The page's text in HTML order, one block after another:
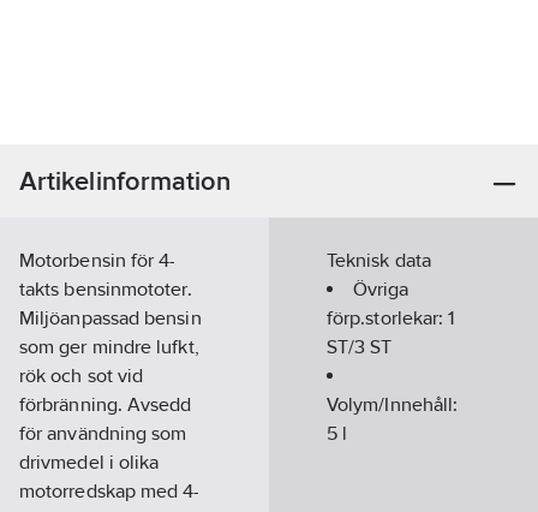
Artikelinformation
Motorbensin för 4-
takts bensinmototer.
Miljöanpassad bensin
som ger mindre lufkt,
rök och sot vid
förbränning. Avsedd
för användning som
drivmedel i olika
motorredskap med 4-
Teknisk data
Övriga
förp.storlekar:1
ST/3 ST
Volym/Innehåll:
5 l